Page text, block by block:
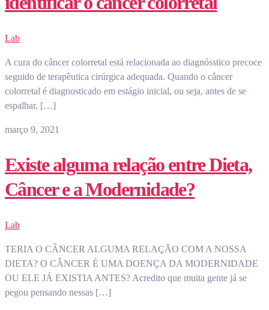
Lab
A cura do câncer colorretal está relacionada ao diagnósstico precoce
seguido de terapêutica cirúrgica adequada. Quando o câncer
colorretal é diagnosticado em estágio inicial, ou seja, antes de se
espalhar, […]
março 9, 2021
Existe alguma relação entre Dieta,
Câncer e a Modernidade?
Lab
TERIA O CÂNCER ALGUMA RELAÇÃO COM A NOSSA
DIETA? O CÂNCER É UMA DOENÇA DA MODERNIDADE
OU ELE JÁ EXISTIA ANTES? Acredito que muita gente já se
pegou pensando nessas […]